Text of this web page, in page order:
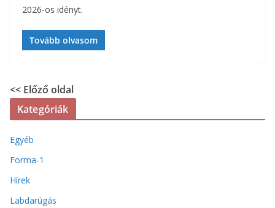
2026-os idényt.
Tovább olvasom
<< Előző oldal
Kategóriák
Egyéb
Forma-1
Hírek
Labdarúgás